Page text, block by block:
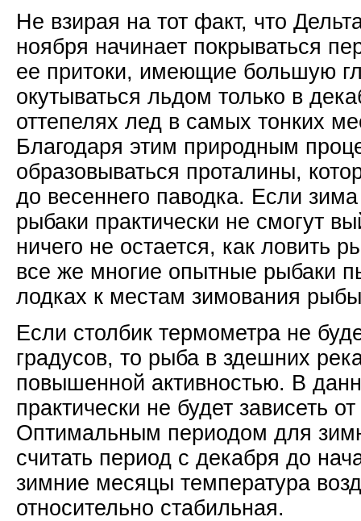
Не взирая на тот факт, что
ноября начинает покрываться
ее притоки, имеющие большую
окутываться льдом только в
оттепелях лед в самых тонких
Благодаря этим природным
образовываться проталины,
до весеннего паводка. Если
рыбаки практически не смогут
ничего не остается, как ловить
все же многие опытные рыбаки
лодках к местам зимования
Если столбик термометра не
градусов, то рыба в здешних
повышенной активностью. В
практически не будет зависеть
Оптимальным периодом для
считать период с декабря до
зимние месяцы температура
относительно стабильная.